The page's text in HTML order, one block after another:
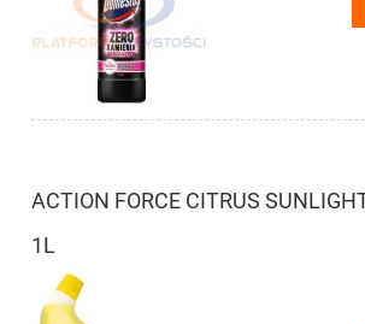
ACTION FORCE CITRUS
1L